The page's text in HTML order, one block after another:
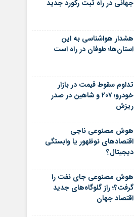
جهانی در راه ثبت رکورد جدید
هشدار هواشناسی به این
استان‌ها؛ طوفان در راه است
تداوم سقوط قیمت در بازار
خودرو؛ ۲۰۷ و شاهین در صدر
ریزش
هوش مصنوعی ناجی
اقتصادهای نوظهور یا وابستگی
دیجیتال؟
هوش مصنوعی جای نفت را
گرفت؟؛ راز گلوگاه‌های جدید
اقتصاد جهان